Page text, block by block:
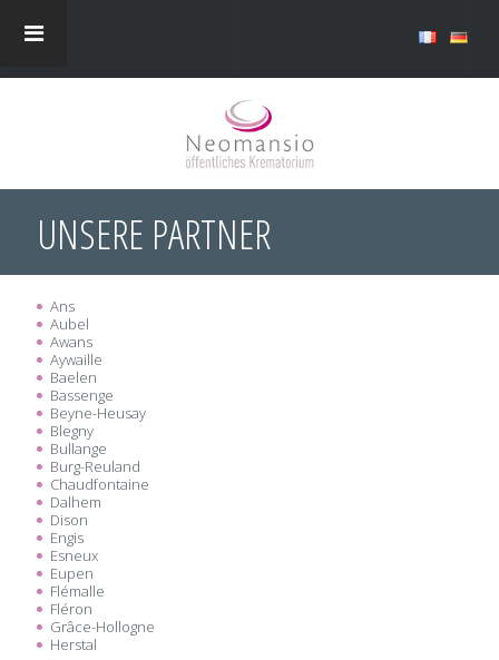
UNSERE PARTNER
Ans
Aubel
Awans
Aywaille
Baelen
Bassenge
Beyne-Heusay
Blegny
Bullange
Burg-Reuland
Chaudfontaine
Dalhem
Dison
Engis
Esneux
Eupen
Flémalle
Fléron
Grâce-Hollogne
Herstal